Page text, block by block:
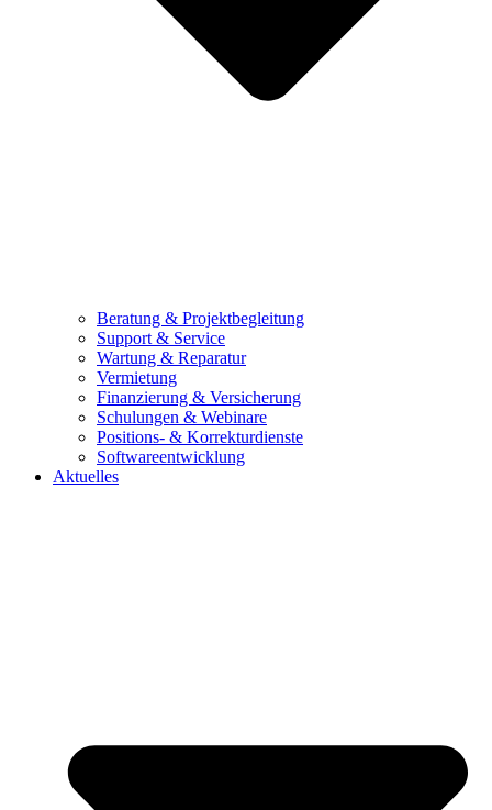
Beratung & Projektbegleitung
Support & Service
Wartung & Reparatur
Vermietung
Finanzierung & Versicherung
Schulungen & Webinare
Positions- & Korrekturdienste
Softwareentwicklung
Aktuelles